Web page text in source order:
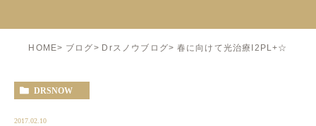
HOME ブログ Drスノウブログ 春に向けて光治療I2PL+☆
DRSNOW
2017.02.10